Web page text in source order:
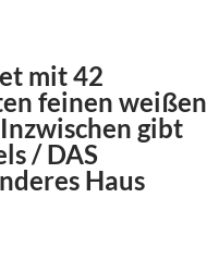
mit 42
feinen weißen
gibt
/ DAS
Haus